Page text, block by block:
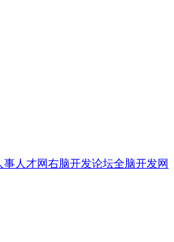
事人才网右脑开发论坛全脑开发网